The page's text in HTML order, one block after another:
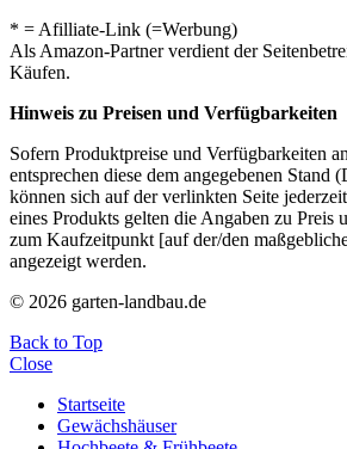
* = Afilliate-Link (=Werbung)
Als Amazon-Partner verdient der
Käufen.
Hinweis zu Preisen und Verfügbarkeiten
Sofern Produktpreise und Verfügbarkeiten
entsprechen diese dem angegebenen Stand
können sich auf der verlinkten Seite
eines Produkts gelten die Angaben zu Preis
zum Kaufzeitpunkt [auf der/den
angezeigt werden.
© 2026 garten-landbau.de
Back to Top
Close
Startseite
Gewächshäuser